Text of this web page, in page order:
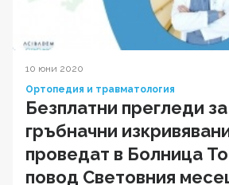
10 юни 2020
Ортопедия и травматология
Безплатни прегледи
гръбначни
проведат в Болница
повод Световния